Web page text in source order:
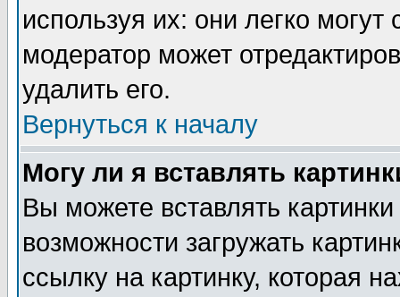
используя их: они легко
модератор может
удалить его.
Вернуться к началу
Могу ли я вставлять
Вы можете вставлять
возможности загружать
ссылку на картинку, которая